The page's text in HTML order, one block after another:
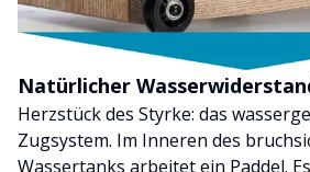
Natürlicher
Herzstück des Styrke: das
Zugsystem. Im Inneren des
Wassertanks arbeitet ein Paddel.